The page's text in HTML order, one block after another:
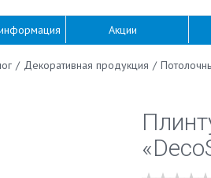
Акции
/ Декоративная продукция /